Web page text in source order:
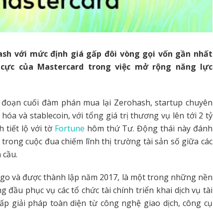
với mức định giá gấp đôi vòng gọi vốn gần nhất
của Mastercard trong việc mở rộng năng lực
cuối đàm phán mua lại Zerohash, startup chuyên
và stablecoin, với tổng giá trị thương vụ lên tới 2 tỷ
tiết lộ với tờ Fortune hôm thứ Tư. Động thái này đánh
cuộc đua chiếm lĩnh thị trường tài sản số giữa các
và được thành lập năm 2017, là một trong những nền
đầu phục vụ các tổ chức tài chính triển khai dịch vụ tài
giải pháp toàn diện từ công nghệ giao dịch, công cụ